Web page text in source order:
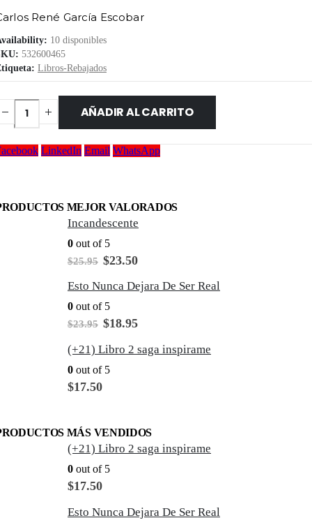
René García Escobar
10 disponibles
532600465
Libros-Rebajados
AÑADIR AL CARRITO
LinkedIn Email WhatsApp
MEJOR VALORADOS
Incandescente
0 out of 5
$25.95 El
original
$25.95.
$23.50El
actual
es:
Esto Nunca Dejara De Ser Real
0 out of 5
$23.95 El
original
$23.95.
$18.95El
actual
es:
(+21) Libro 2 saga inspirame
0 out of 5
$17.50
MÁS VENDIDOS
(+21) Libro 2 saga inspirame
0 out of 5
$17.50
Esto Nunca Dejara De Ser Real